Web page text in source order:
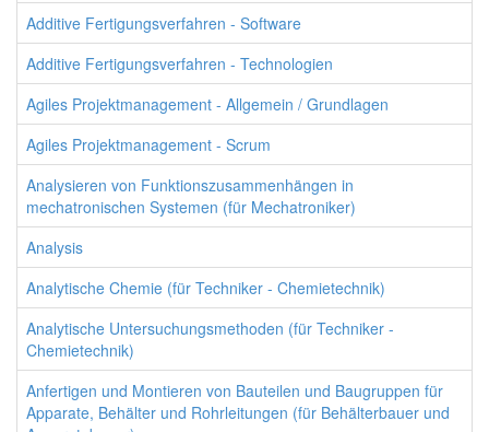
Additive Fertigungsverfahren - Software
Additive Fertigungsverfahren - Technologien
Agiles Projektmanagement - Allgemein / Grundlagen
Agiles Projektmanagement - Scrum
Analysieren von Funktionszusammenhängen in
mechatronischen Systemen (für Mechatroniker)
Analysis
Analytische Chemie (für Techniker - Chemietechnik)
Analytische Untersuchungsmethoden (für Techniker -
Chemietechnik)
Anfertigen und Montieren von Bauteilen und Baugruppen für
Apparate, Behälter und Rohrleitungen (für Behälterbauer und